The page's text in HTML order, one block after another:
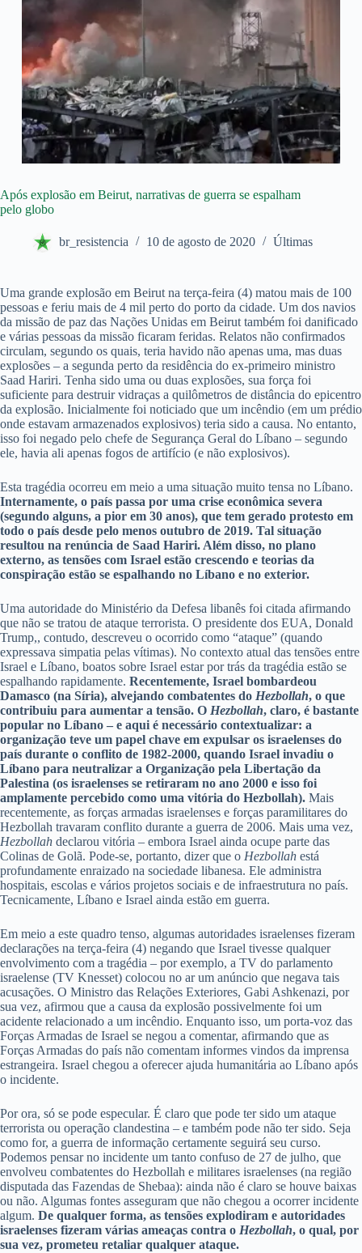
Após explosão em Beirut, narrativas de guerra se espalham
pelo globo
br_resistencia 10 de agosto de 2020 Últimas
Uma grande explosão em Beirut na terça-feira (4) matou mais de 100
pessoas e feriu mais de 4 mil perto do porto da cidade. Um dos navios
da missão de paz das Nações Unidas em Beirut também foi danificado
e várias pessoas da missão ficaram feridas. Relatos não confirmados
circulam, segundo os quais, teria havido não apenas uma, mas duas
explosões – a segunda perto da residência do ex-primeiro ministro
Saad Hariri. Tenha sido uma ou duas explosões, sua força foi
suficiente para destruir vidraças a quilômetros de distância do epicentro
da explosão. Inicialmente foi noticiado que um incêndio (em um prédio
onde estavam armazenados explosivos) teria sido a causa. No entanto,
isso foi negado pelo chefe de Segurança Geral do Líbano – segundo
ele, havia ali apenas fogos de artifício (e não explosivos).
Esta tragédia ocorreu em meio a uma situação muito tensa no Líbano.
Internamente, o país passa por uma crise econômica severa
(segundo alguns, a pior em 30 anos), que tem gerado protesto em
todo o país desde pelo menos outubro de 2019. Tal situação
resultou na renúncia de Saad Hariri. Além disso, no plano
externo, as tensões com Israel estão crescendo e teorias da
conspiração estão se espalhando no Líbano e no exterior.
Uma autoridade do Ministério da Defesa libanês foi citada afirmando
que não se tratou de ataque terrorista. O presidente dos EUA, Donald
Trump,, contudo, descreveu o ocorrido como “ataque” (quando
expressava simpatia pelas vítimas). No contexto atual das tensões entre
Israel e Líbano, boatos sobre Israel estar por trás da tragédia estão se
espalhando rapidamente. Recentemente, Israel bombardeou
Damasco (na Síria), alvejando combatentes do Hezbollah, o que
contribuiu para aumentar a tensão. O Hezbollah, claro, é bastante
popular no Líbano – e aqui é necessário contextualizar: a
organização teve um papel chave em expulsar os israelenses do
país durante o conflito de 1982-2000, quando Israel invadiu o
Líbano para neutralizar a Organização pela Libertação da
Palestina (os israelenses se retiraram no ano 2000 e isso foi
amplamente percebido como uma vitória do Hezbollah). Mais
recentemente, as forças armadas israelenses e forças paramilitares do
Hezbollah travaram conflito durante a guerra de 2006. Mais uma vez,
Hezbollah declarou vitória – embora Israel ainda ocupe parte das
Colinas de Golã. Pode-se, portanto, dizer que o Hezbollah está
profundamente enraizado na sociedade libanesa. Ele administra
hospitais, escolas e vários projetos sociais e de infraestrutura no país.
Tecnicamente, Líbano e Israel ainda estão em guerra.
Em meio a este quadro tenso, algumas autoridades israelenses fizeram
declarações na terça-feira (4) negando que Israel tivesse qualquer
envolvimento com a tragédia – por exemplo, a TV do parlamento
israelense (TV Knesset) colocou no ar um anúncio que negava tais
acusações. O Ministro das Relações Exteriores, Gabi Ashkenazi, por
sua vez, afirmou que a causa da explosão possivelmente foi um
acidente relacionado a um incêndio. Enquanto isso, um porta-voz das
Forças Armadas de Israel se negou a comentar, afirmando que as
Forças Armadas do país não comentam informes vindos da imprensa
estrangeira. Israel chegou a oferecer ajuda humanitária ao Líbano após
o incidente.
Por ora, só se pode especular. É claro que pode ter sido um ataque
terrorista ou operação clandestina – e também pode não ter sido. Seja
como for, a guerra de informação certamente seguirá seu curso.
Podemos pensar no incidente um tanto confuso de 27 de julho, que
envolveu combatentes do Hezbollah e militares israelenses (na região
disputada das Fazendas de Shebaa): ainda não é claro se houve baixas
ou não. Algumas fontes asseguram que não chegou a ocorrer incidente
algum. De qualquer forma, as tensões explodiram e autoridades
israelenses fizeram várias ameaças contra o Hezbollah, o qual, por
sua vez, prometeu retaliar qualquer ataque.